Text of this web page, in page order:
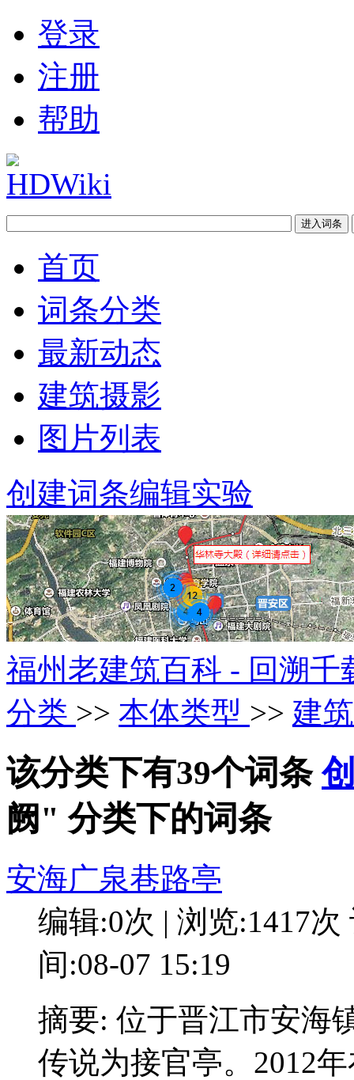
登录
注册
帮助
首页
词条分类
最新动态
建筑摄影
图片列表
创建词条编辑实验
福州老建筑百科 - 回溯
分类 >> 本体类型 >> 建
该分类下有39个词条
阙" 分类下的词条
安海广泉巷路亭
编辑:0次 | 浏览:1417次
间:08-07 15:19
摘要: 位于晋江市安海
传说为接官亭。2012